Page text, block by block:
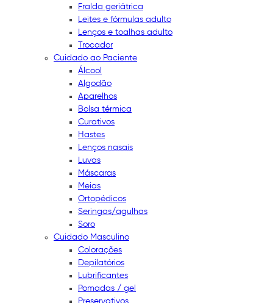
Fralda geriátrica
Leites e fórmulas adulto
Lenços e toalhas adulto
Trocador
Cuidado ao Paciente
Álcool
Algodão
Aparelhos
Bolsa térmica
Curativos
Hastes
Lenços nasais
Luvas
Máscaras
Meias
Ortopédicos
Seringas/agulhas
Soro
Cuidado Masculino
Colorações
Depilatórios
Lubrificantes
Pomadas / gel
Preservativos